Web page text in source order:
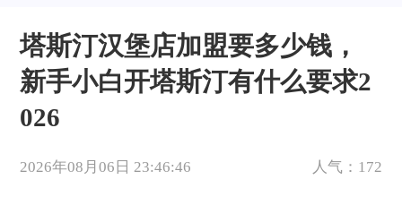
塔斯汀汉堡店加盟要多少钱，
新手小白开塔斯汀有什么要求2
026
2026年08月06日 23:46:46 人气：172